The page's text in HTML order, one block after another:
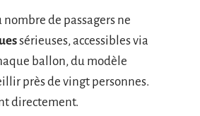
de passagers ne
sérieuses, accessibles via
ballon, du modèle
près de vingt personnes.
directement.